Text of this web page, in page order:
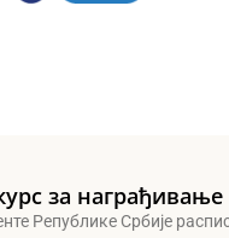
за
Републике Србије